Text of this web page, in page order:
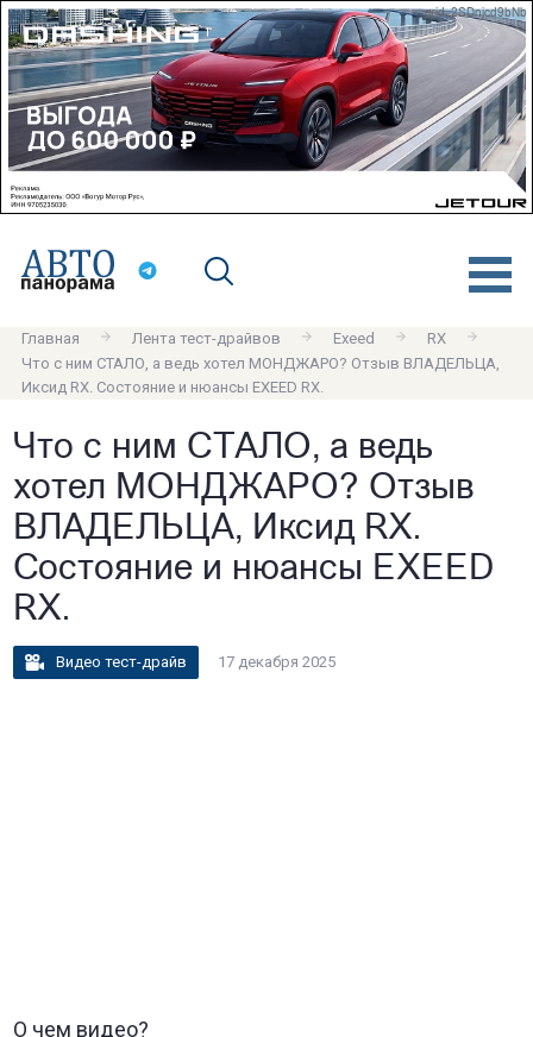
erid: 2SDnjcd9bNb
Главная Лента тест-драйвов Exeed
RX
Что с ним СТАЛО, а ведь хотел МОНДЖАРО? Отзыв ВЛАДЕЛЬЦА,
Иксид RX. Состояние и нюансы EXEED RX.
Что с ним СТАЛО, а ведь
хотел МОНДЖАРО? Отзыв
ВЛАДЕЛЬЦА, Иксид RX.
Состояние и нюансы EXEED
RX.
Видео тест-драйв 17 декабря 2025
О чем видео?